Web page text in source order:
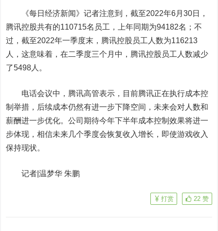
《每日经济新闻》记者注意到，截至2022年6月30日，
腾讯控股共有的110715名员工，上年同期为94182名；不
过，截至2022年一季度末，腾讯控股员工人数为116213
人，这意味着，在二季度三个月中，腾讯控股员工人数减少
了5498人。
电话会议中，腾讯高管表示，目前腾讯正在执行成本控
制举措，后续成本仍然有进一步下降空间，未来会对人数和
薪酬进一步优化。公司期待今年下半年成本控制效果将进一
步体现，相信未来几个季度会恢复收入增长，即使游戏收入
保持现状。
记者 |温梦华 朱鹏
22 赞
打赏